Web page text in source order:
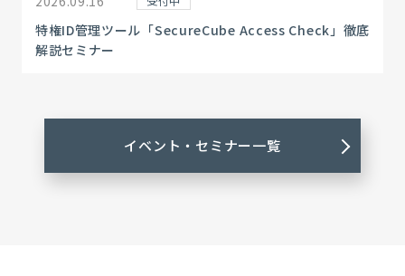
特権ID管理ツール「SecureCube Access Check」徹底
解説セミナー
イベント・セミナー一覧